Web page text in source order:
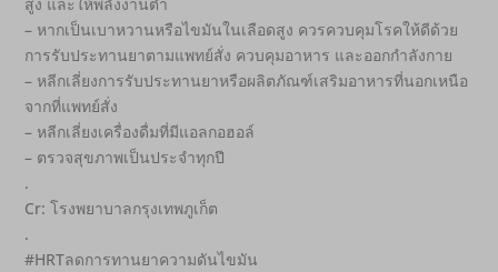
– หากเป็นเบาหวานหรือไขมันในเลือดสูง ควรควบคุมโรคให้ดีด้วย
การรับประทานยาตามแพทย์สั่ง ควบคุมอาหาร และออกกำลังกาย
– หลีกเลี่ยงการรับประทานยาหรือผลิตภัณฑ์เสริมอาหารที่นอกเหนือ
จากที่แพทย์สั่ง
– หลีกเลี่ยงเครื่องดื่มที่มีแอลกอฮอล์
– ตรวจสุขภาพเป็นประจำทุกปี
.
Cr: โรงพยาบาลกรุงเทพภูเก็ต
.
#HRTลดการทานยาความดันไขมัน